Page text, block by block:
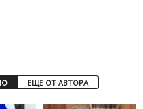
ЕЩЕ ОТ АВТОРА